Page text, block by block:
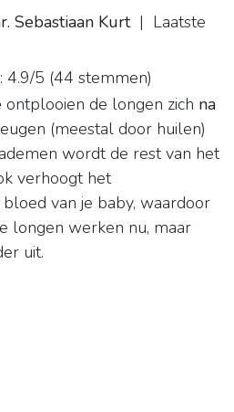
Sebastiaan Kurt| Laatste
4.9/5 (44 stemmen)
ontplooien de longen zich na
(meestal door huilen)
wordt de rest van het
verhoogt het
van je baby, waardoor
longen werken nu, maar
uit.